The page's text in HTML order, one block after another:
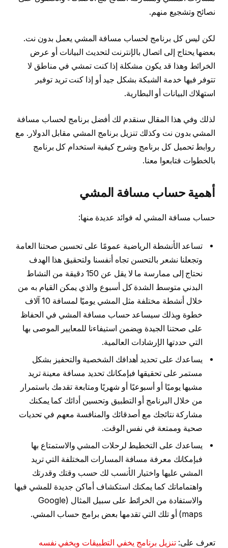
نصائح وتشجيع منهم.
لكن ليس كل برنامج لحساب مسافة المشي يعمل بدون نت.
بعضها يحتاج إلى اتصال بالإنترنت لتحديث البيانات أو عرض
الخرائط وهذا قد يكون مشكلة إذا كنت تمشي في مناطق لا
تتوفر فيها خدمة الشبكة بشكل جيد أو إذا كنت تريد توفير
استهلاك البيانات أو البطارية.
لذلك وفي هذا المقال سنقدم لك أفضل برنامج لحساب مسافة
المشي بدون نت وكذلك تنزيل برنامج المشي مقابل الدولار. مع
روابط تحميل كل برنامج وشرح كيفية استخدام كل برنامج
بالخطوات فتابعوا معنا.
أهمية حساب مسافة المشي
حساب مسافة المشي له فوائد عديدة منها:
تساعد الأنشطة الرياضية عمومًا على تحسين صحتنا العامة
وتجعلنا نشعر بالتحسن تجاه أنفسنا ولتحقيق هذا الهدف
نحتاج إلى ممارسة ما لا يقل عن 150 دقيقة من النشاط
البدني متوسط الشدة كل أسبوع والذي يمكن القيام به من
خلال أنشطة مختلفة مثل المشي يوميًا لمسافة 10 آلاف
خطوة وبذلك سيساعد حساب مسافة المشي في الحفاظ
على صحتنا الجيدة ويضمن استيفاءنا للمعايير الموصى بها
التي حددتها الإرشادات العالمية.
يساعدك على تحديد أهدافك الشخصية والتحفيز بشكل
مستمر على تحقيقها فبإمكانك تحديد مسافة معينة تريد
مشيها يوميًا أو أسبوعيًا أو شهريًا ومتابعة تقدمك باستمرار
من خلال البرنامج أو التطبيق وتحسين أدائك كما يمكنك
مشاركة نتائجك مع أصدقائك والمنافسة معهم في تحديات
صحية وممتعة في نفس الوقت.
يساعدك على التخطيط لرحلات المشي والاستمتاع بها
فبإمكانك معرفة مسافة المسارات المختلفة التي تريد
المشي عليها واختيار الأنسب لك حسب وقتك وقدرتك
واهتماماتك كما يمكنك استكشاف أماكن جديدة للمشي فيها
والاستفادة من الخرائط على سبيل المثال (Google
maps) أو تلك التي تقدمها بعض برامج حساب المشي.
تعرف على:تنزيل برنامج يخفي التطبيقات ويخفي نفسه